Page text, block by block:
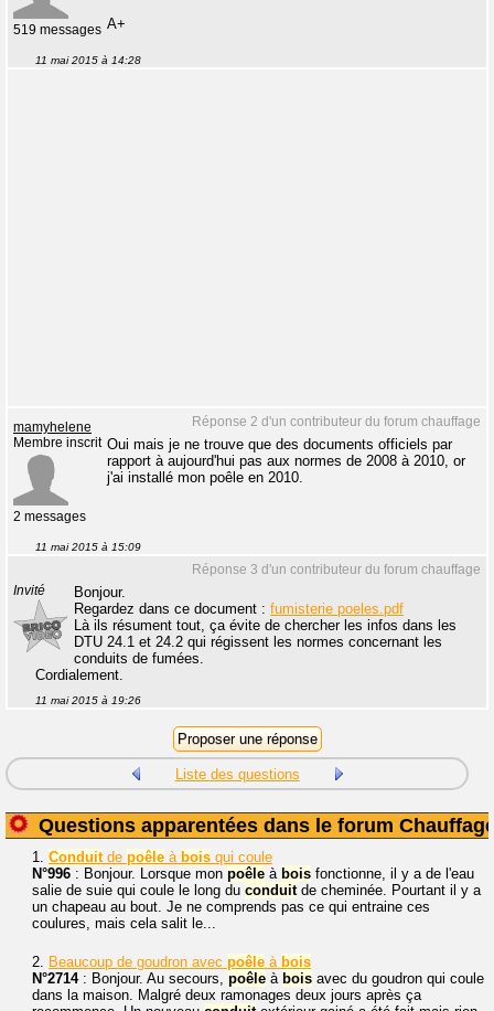
519 messages A+
11 mai 2015 à 14:28
Réponse 2 d'un contributeur du forum chauffage
mamyhelene
Membre inscrit
2 messages
Oui mais je ne trouve que des documents officiels par
rapport à aujourd'hui pas aux normes de 2008 à 2010, or
j'ai installé mon poêle en 2010.
11 mai 2015 à 15:09
Réponse 3 d'un contributeur du forum chauffage
Invité
Bonjour.
Regardez dans ce document : fumisterie poeles.pdf
Là ils résument tout, ça évite de chercher les infos dans les
DTU 24.1 et 24.2 qui régissent les normes concernant les
conduits de fumées.
Cordialement.
11 mai 2015 à 19:26
Liste des questions
Questions apparentées dans le forum
1. Conduitde poêle à bois qui coule
N°996 : Bonjour. Lorsque mon poêle à bois fonctionne, il y a de l'eau
salie de suie qui coule le long du conduitde cheminée. Pourtant il y a
un chapeau au bout. Je ne comprends pas ce qui entraine ces
coulures, mais cela salit le...
2. Beaucoup de goudron avec poêle à bois
N°2714: Bonjour. Au secours, poêle à bois avec du goudron qui coule
dans la maison. Malgré deux ramonages deux jours après ça